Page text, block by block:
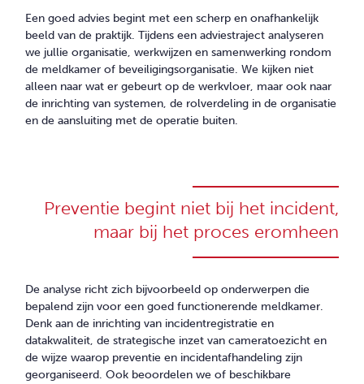
Een goed advies begint met een scherp en onafhankelijk
beeld van de praktijk. Tijdens een adviestraject analyseren
we jullie organisatie, werkwijzen en samenwerking rondom
de meldkamer of beveiligingsorganisatie. We kijken niet
alleen naar wat er gebeurt op de werkvloer, maar ook naar
de inrichting van systemen, de rolverdeling in de organisatie
en de aansluiting met de operatie buiten.
Preventie begint niet bij het incident,
maar bij het proces eromheen
De analyse richt zich bijvoorbeeld op onderwerpen die
bepalend zijn voor een goed functionerende meldkamer.
Denk aan de inrichting van incidentregistratie en
datakwaliteit, de strategische inzet van cameratoezicht en
de wijze waarop preventie en incidentafhandeling zijn
georganiseerd. Ook beoordelen we of beschikbare
OVERZICHT PRODUCTEN
CONTACT